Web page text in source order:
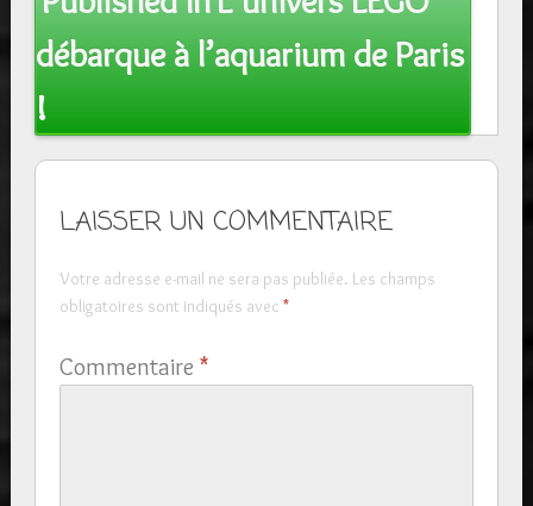
navigation
débarque à l’aquarium de Paris
!
LAISSER UN COMMENTAIRE
Votre adresse e-mail ne sera pas publiée. Les champs
obligatoires sont indiqués avec *
Commentaire *